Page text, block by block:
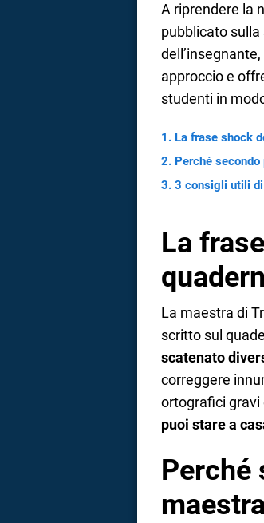
A riprendere la
pubblicato sulla
approccio e
studenti in
La frase shock
Perché
3 consigli utili
La
La maestra di
scritto sul
scatenato
correggere
ortografici
puoi stare a
Perché